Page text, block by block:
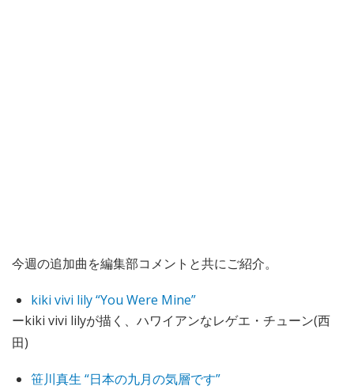
今週の追加曲を編集部コメントと共にご紹介。
kiki vivi lily “You Were Mine”
ーkiki vivi lilyが描く、ハワイアンなレゲエ・チューン(西
田)
笹川真生 “日本の九月の気層です”